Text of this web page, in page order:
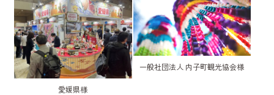
愛媛県様
一般社団法人 内子町観光協会様